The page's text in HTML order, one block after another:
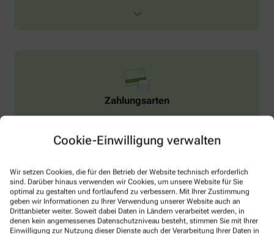
Cookie-Einwilligung verwalten
Wir setzen Cookies, die für den Betrieb der Website technisch erforderlich
sind. Darüber hinaus verwenden wir Cookies, um unsere Website für Sie
optimal zu gestalten und fortlaufend zu verbessern. Mit Ihrer Zustimmung
geben wir Informationen zu Ihrer Verwendung unserer Website auch an
Drittanbieter weiter. Soweit dabei Daten in Ländern verarbeitet werden, in
denen kein angemessenes Datenschutzniveau besteht, stimmen Sie mit Ihrer
Einwilligung zur Nutzung dieser Dienste auch der Verarbeitung Ihrer Daten in
Zahlungsarten
Kreditkarte